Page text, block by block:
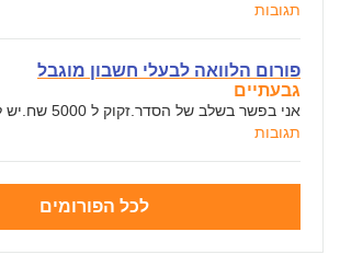
תגובות
פורום הלוואה לבעלי חשבון מוגבל
גבעתיים
אני בפשר בשלב של הסדר.זקוק ל 5000 שח.יש לי סיכוי...
תגובות
לכל הפורומים